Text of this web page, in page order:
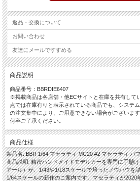
返品・交換について
お問い合わせ
友達にメールですすめる
商品説明
商品番号：BBRDIE6407
※掲載商品は各店舗・他ECサイトと在庫を共有して
点では在庫有りと表示されている商品でも、システ
の注文集中により、ご用意できない場合がございます
何卒ご了承ください。
商品仕様
製品名: BBR 1/64 マセラティ MC20 #2 マセラティ パ
商品説明: 精密ハンドメイドモデルカーを専門に手懸
アール）が、1/43や1/18スケールで培ったノウハウを
1/64スケールの新作のご案内です。マセラティが2020